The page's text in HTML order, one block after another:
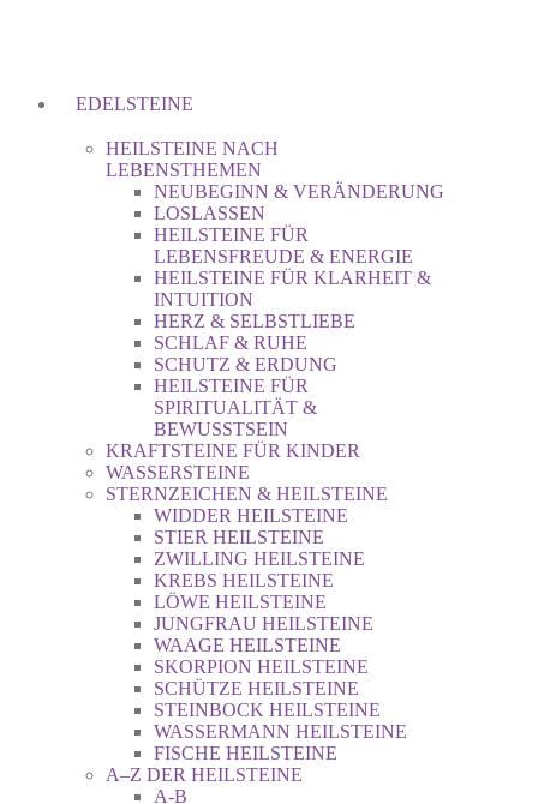
EDELSTEINE
HEILSTEINE NACH
LEBENSTHEMEN
NEUBEGINN & VERÄNDERUNG
LOSLASSEN
HEILSTEINE FÜR
LEBENSFREUDE & ENERGIE
HEILSTEINE FÜR KLARHEIT &
INTUITION
HERZ & SELBSTLIEBE
SCHLAF & RUHE
SCHUTZ & ERDUNG
HEILSTEINE FÜR
SPIRITUALITÄT &
BEWUSSTSEIN
KRAFTSTEINE FÜR KINDER
WASSERSTEINE
STERNZEICHEN & HEILSTEINE
WIDDER HEILSTEINE
STIER HEILSTEINE
ZWILLING HEILSTEINE
KREBS HEILSTEINE
LÖWE HEILSTEINE
JUNGFRAU HEILSTEINE
WAAGE HEILSTEINE
SKORPION HEILSTEINE
SCHÜTZE HEILSTEINE
STEINBOCK HEILSTEINE
WASSERMANN HEILSTEINE
FISCHE HEILSTEINE
A–Z DER HEILSTEINE
A-B